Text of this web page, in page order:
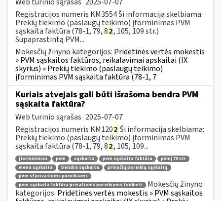
Registracijos numeris KM3554 Ši informacija skelbiama:
Prekių tiekimo (paslaugų teikimo) įforminimas PVM
sąskaita faktūra (78-1, 79, 82, 105, 109 str.)
Supaprastintą PVM...
Mokesčių žinyno kategorijos: Pridėtinės vertės mokestis
» PVM sąskaitos faktūros, reikalavimai apskaitai (IX
skyrius) » Prekių tiekimo (paslaugų teikimo)
įforminimas PVM sąskaita faktūra (78-1, 7
Kuriais atvejais gali būti išrašoma bendra PVM
sąskaita faktūra?
Web turinio sąrašas 2025-07-07
Registracijos numeris KM1202 Ši informacija skelbiama:
Prekių tiekimo (paslaugų teikimo) įforminimas PVM
sąskaita faktūra (78-1, 79, 82, 105, 109...
įforminimas pvm sąskaita pvm sąskaita faktūra
pvmį 79 str
viena sąskaita
bendra sąskaita
privačių poreikių sąskaitą
pvm sf privatiems poreikiams
pvm sąskaita faktūra privatiems poreikiams tenkinti
Mokesčių žinyno
kategorijos: Pridėtinės vertės mokestis » PVM sąskaitos